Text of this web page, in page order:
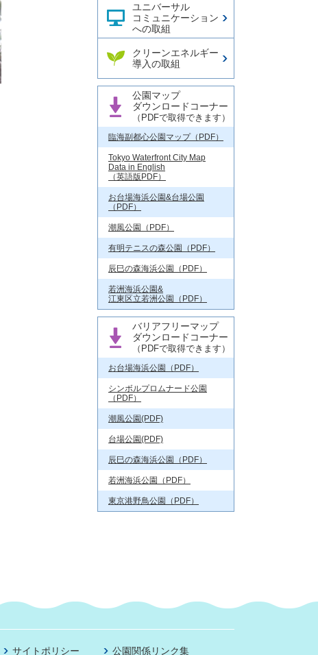
ユニバーサル
コミュニケーション
への取組
クリーンエネルギー
導入の取組
公園マップ
ダウンロードコーナー
（PDFで取得できます）
臨海副都心公園マップ（PDF）
Tokyo Waterfront City Map
Data in English
（英語版PDF）
お台場海浜公園&台場公園
（PDF）
潮風公園（PDF）
有明テニスの森公園（PDF）
辰巳の森海浜公園（PDF）
若洲海浜公園&
江東区立若洲公園（PDF）
バリアフリーマップ
ダウンロードコーナー
（PDFで取得できます）
お台場海浜公園（PDF）
シンボルプロムナード公園
（PDF）
潮風公園(PDF)
台場公園(PDF)
辰巳の森海浜公園（PDF）
若洲海浜公園（PDF）
東京港野鳥公園（PDF）
サイトポリシー 公園関係リンク集